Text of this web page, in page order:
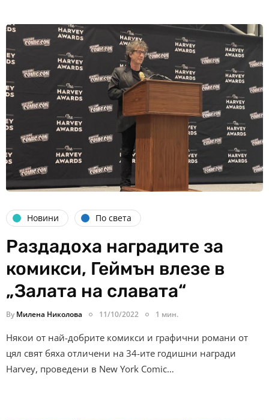
Новини По света
Раздадоха наградите за
комикси, Геймън влезе в
„Залата на славата“
By Милена Николова 11/10/2022 1 мин.
Някои от най-добрите комикси и графични романи от
цял ​​свят бяха отличени на 34-ите годишни награди
Harvey, проведени в New York Comic…